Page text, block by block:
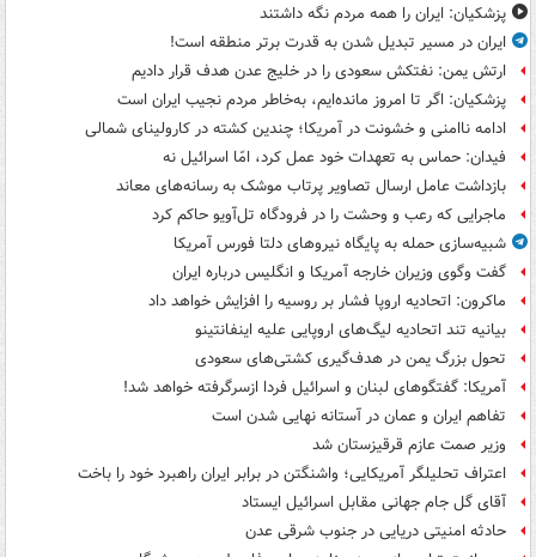
پزشکیان: ایران را همه مردم نگه داشتند
ایران در مسیر تبدیل شدن به قدرت برتر منطقه است!
ارتش یمن: نفتکش سعودی را در خلیج عدن هدف قرار دادیم
پزشکیان: اگر تا امروز مانده‌ایم، به‌خاطر مردم نجیب ایران است
ادامه ناامنی و خشونت در آمریکا؛ چندین کشته در کارولینای شمالی
فیدان: حماس به تعهدات خود عمل کرد، امّا اسرائیل نه
بازداشت عامل ارسال تصاویر پرتاب موشک به رسانه‌های معاند
ماجرایی که رعب و وحشت را در فرودگاه تل‌آویو حاکم کرد
شبیه‌سازی حمله به پایگاه نیروهای دلتا فورس آمریکا
گفت وگوی وزیران خارجه آمریکا و انگلیس درباره ایران
ماکرون: اتحادیه اروپا فشار بر روسیه را افزایش خواهد داد
بیانیه تند اتحادیه لیگ‌های اروپایی علیه اینفانتینو
تحول بزرگ یمن در هدف‌گیری کشتی‌های سعودی
آمریکا: گفتگوهای لبنان و اسرائیل فردا ازسرگرفته خواهد شد!
تفاهم ایران و عمان در آستانه نهایی شدن است
وزیر صمت عازم قرقیزستان شد
اعتراف تحلیلگر آمریکایی؛ واشنگتن در برابر ایران راهبرد خود را باخت
آقای گل جام جهانی مقابل اسرائیل ایستاد
حادثه امنیتی دریایی در جنوب شرقی عدن